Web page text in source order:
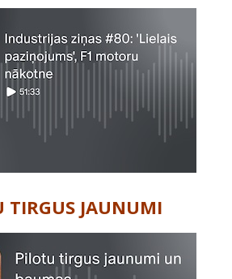
TIRGUS JAUNUMI